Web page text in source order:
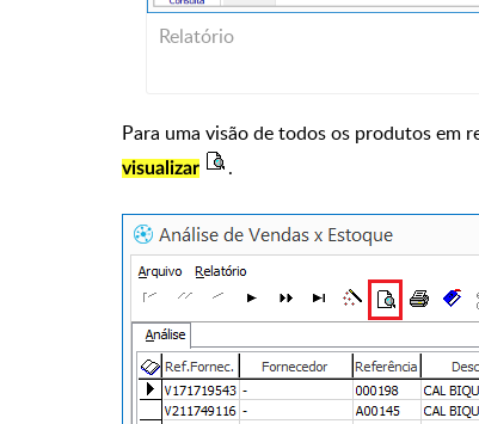
Relatório
Para uma visão de todos os produtos em
visualizar .